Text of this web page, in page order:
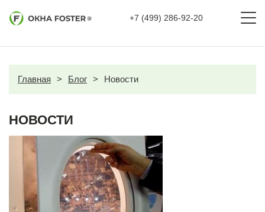
+7 (499) 286-92-20
Главная > Блог > Новости
НОВОСТИ